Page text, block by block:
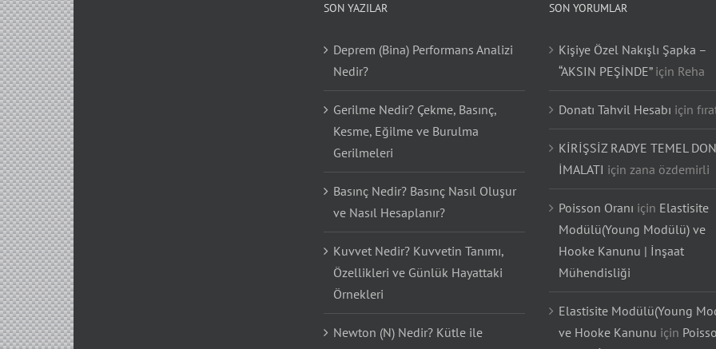
Nedir?
Gerilme Nedir? Çekme, Basınç,
Gerilmeleri
Basınç Nedir? Basınç Nasıl Oluşur
ve Nasıl Hesaplanır?
Kuvvet Nedir? Kuvvetin Tanımı,
Örnekleri
Kişiye Özel Nakışlı Şapka –
“AKSIN PEŞİNDE”
için Reha
Donatı Tahvil Hesabı içinfırat
KİRİŞSİZ RADYE TEMEL
İMALATI için zana özdemirli
Poisson Oranı için
Elastisite
Modülü(Young Modülü) ve
Hooke Kanunu | İnşaat
Mühendisliği
Elastisite Modülü(Young